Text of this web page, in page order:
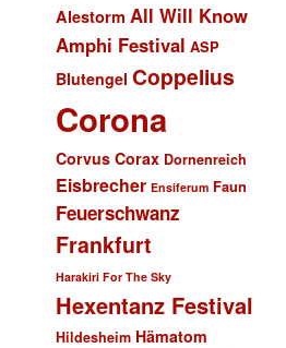
Alestorm All Will Know
Amphi Festival ASP
Blutengel Coppelius
Corona
Corvus Corax Dornenreich
Eisbrecher Ensiferum Faun
Feuerschwanz
Frankfurt
Harakiri For The Sky
Hexentanz Festival
Hildesheim Hämatom